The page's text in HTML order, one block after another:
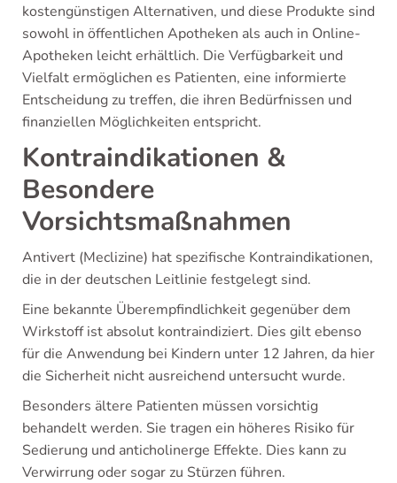
kostengünstigen Alternativen, und diese Produkte sind
sowohl in öffentlichen Apotheken als auch in Online-
Apotheken leicht erhältlich. Die Verfügbarkeit und
Vielfalt ermöglichen es Patienten, eine informierte
Entscheidung zu treffen, die ihren Bedürfnissen und
finanziellen Möglichkeiten entspricht.
Kontraindikationen &
Besondere
Vorsichtsmaßnahmen
Antivert (Meclizine) hat spezifische Kontraindikationen,
die in der deutschen Leitlinie festgelegt sind.
Eine bekannte Überempfindlichkeit gegenüber dem
Wirkstoff ist absolut kontraindiziert. Dies gilt ebenso
für die Anwendung bei Kindern unter 12 Jahren, da hier
die Sicherheit nicht ausreichend untersucht wurde.
Besonders ältere Patienten müssen vorsichtig
behandelt werden. Sie tragen ein höheres Risiko für
Sedierung und anticholinerge Effekte. Dies kann zu
Verwirrung oder sogar zu Stürzen führen.